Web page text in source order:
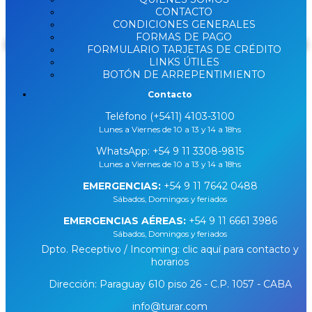
DISPONIBLE
Buscar
CONTACTO
CONDICIONES GENERALES
FORMAS DE PAGO
FORMULARIO TARJETAS DE CRÉDITO
LINKS ÚTILES
BOTÓN DE ARREPENTIMIENTO
Contacto
Teléfono (+5411) 4103-3100
Lunes a Viernes de 10 a 13 y 14 a 18hs
WhatsApp: +54 9 11 3308-9815
Lunes a Viernes de 10 a 13 y 14 a 18hs
EMERGENCIAS: +54 9 11 7642 0488
Sábados, Domingos y feriados
EMERGENCIAS AÉREAS: +54 9 11 6661 3986
Sábados, Domingos y feriados
Dpto. Receptivo / Incoming: clic aquí para contacto y
horarios
Dirección: Paraguay 610 piso 26 - C.P. 1057 - CABA
info@turar.com